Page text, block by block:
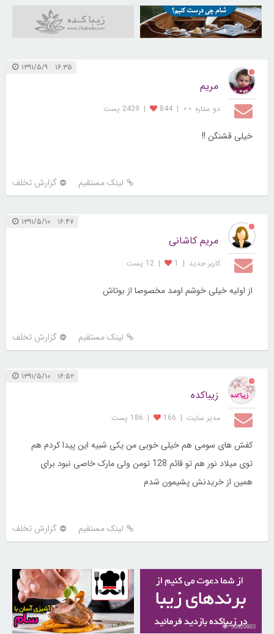
31044828
۱۶:۳۵ ۱۳۹۱/۵/۹
مریم
دو ستاره ⋆⋆ |
844
| 2439 پست
خیلی قشنگن !!
لینک مستقیم گزارش تخلف
۱۶:۴۷ ۱۳۹۱/۵/۱۰
مریم کاشانی
کاربر جديد |
1
| 12 پست
از اولیه خیلی خوشم اومد مخصوصا از بوتاش
لینک مستقیم گزارش تخلف
۱۶:۵۲ ۱۳۹۱/۵/۱۰
زیباکده
مدیر سایت |
166
| 186 پست
کفش های سومی هم خیلی خوبی من یکی شبیه این پیدا کردم هم
توی میلاد نور هم تو قائم 128 تومن ولی مارک خاصی نبود برای
همین از خریدنش پشیمون شدم
لینک مستقیم گزارش تخلف
30820803
30259671